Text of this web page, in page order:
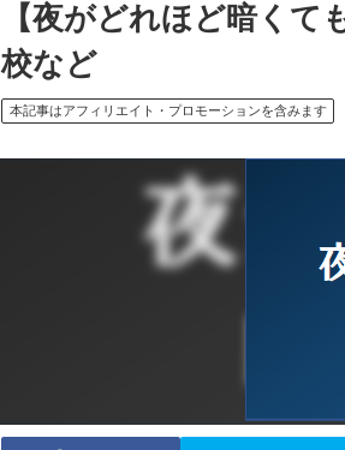
【夜がどれほど暗くて
校など
本記事はアフィリエイト・プロモーションを含みます